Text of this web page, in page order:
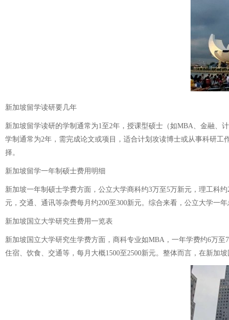
新加坡留学读研要几年
新加坡留学读研的学制通常为1至2年，授课型硕士（如MBA、金融、
学制通常为2年，需完成论文或项目，适合计划攻读博士或从事科研
择。
新加坡留学一年制硕士费用明细
新加坡一年制硕士学费方面，公立大学商科约3万至5万新元，理工科
元，交通、通讯等杂费每月约200至300新元。综合来看，公立大学一
新加坡国立大学研究生费用一览表
新加坡国立大学研究生学费方面，商科专业如MBA，一年学费约6万
住宿、饮食、交通等，每月大概1500至2500新元。整体而言，在新加